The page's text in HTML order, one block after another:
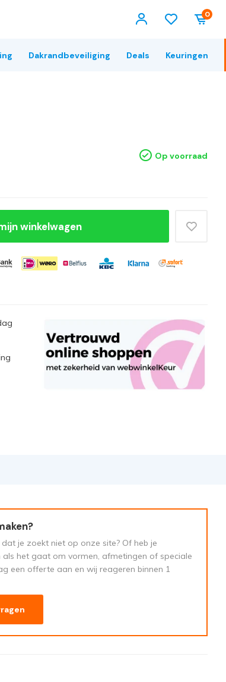
0
Dakrandbeveiliging Deals Keuringen
Op voorraad
winkelwagen
je zoekt niet op onze site? Of heb je
als het gaat om vormen, afmetingen of speciale
een offerte aan en wij reageren binnen 1